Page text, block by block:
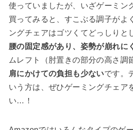
使っていましたが、いざゲーミン
買ってみると、すこぶる調子がよ
ングチェアはゴツくてどっしりと
腰の固定感があり、姿勢が崩れに
ムレフト（肘置きの部分の高さ調
肩にかけての負担も少ないです。
いう方は、ぜひゲーミングチェア
い…！